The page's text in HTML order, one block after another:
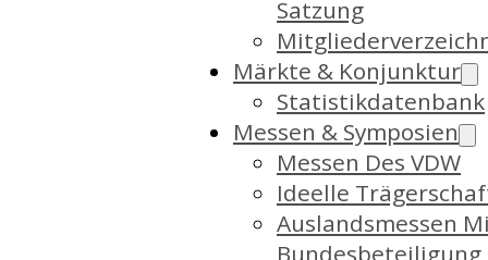
Satzung
Märkte & Konjunktur
Statistikdatenbank
Messen & Symposien
Messen Des VDW
Ideelle
Auslandsmessen
Bundesbeteiligung